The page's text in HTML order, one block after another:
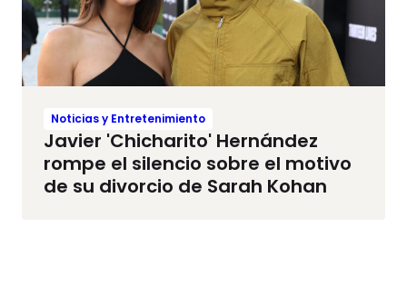
Noticias y Entretenimiento
Javier 'Chicharito' Hernández
rompe el silencio sobre el motivo
de su divorcio de Sarah Kohan